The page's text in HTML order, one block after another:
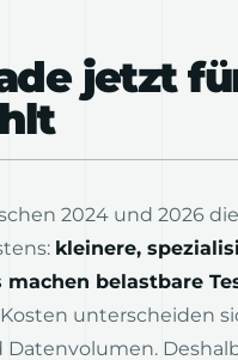
jetzt
2024 und 2026
kleinere,
belastbare
Kosten unterscheiden